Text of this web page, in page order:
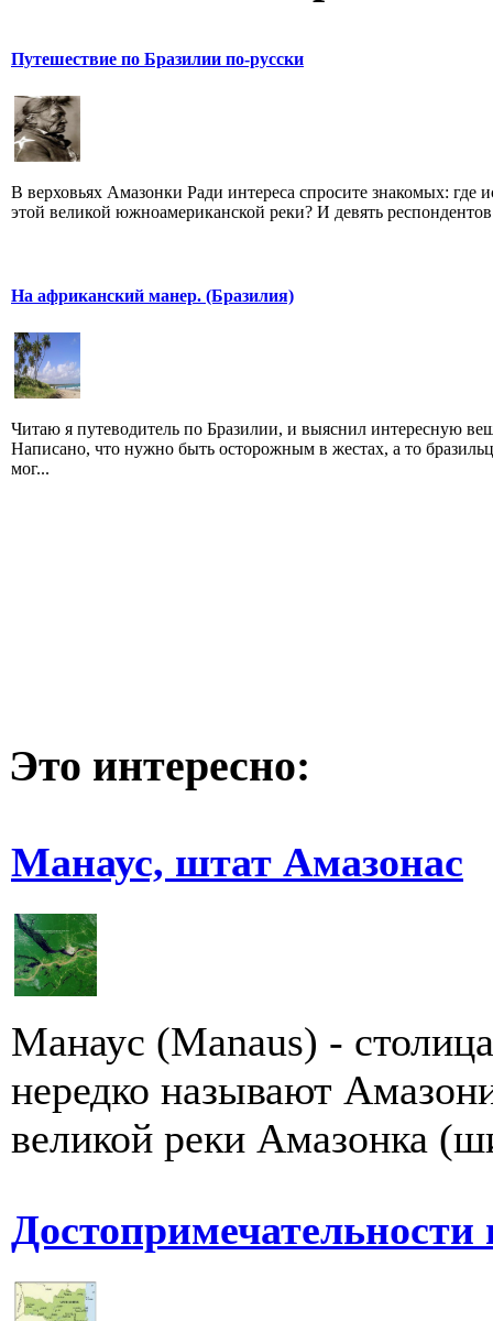
Путешествие по Бразилии по-русски
В верховьях Амазонки Ради интереса спросите знакомых: где
этой великой южноамериканской реки? И девять
На африканский манер. (Бразилия)
Читаю я путеводитель по Бразилии, и выяснил интересную
Написано, что нужно быть осторожным в жестах, а то
мог...
Это интересно:
Манаус, штат Амазонас
Манаус (Manaus) -
нередко называют
великой реки Амазонка